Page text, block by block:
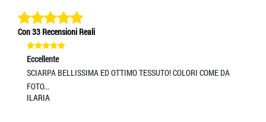
Con 33 Recensioni Reali
Eccellente
SCIARPA BELLISSIMA ED OTTIMO TESSUTO! COLORI COME DA
FOTO...
ILARIA